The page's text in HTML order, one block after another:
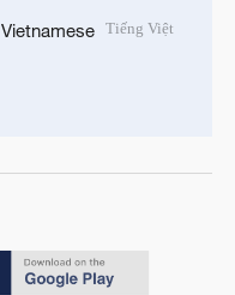
Vietnamese Tiếng Việt